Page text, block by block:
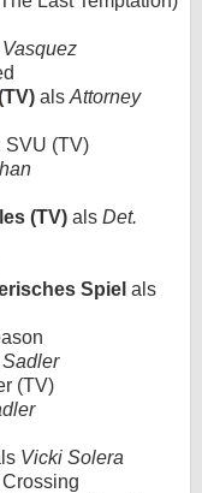
als Attorney
SVU (TV)
(TV) als Det.
Spiel als
(TV)
Vicki Solera